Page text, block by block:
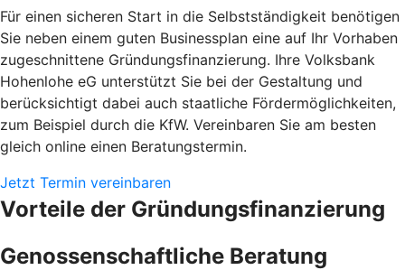
Für einen sicheren Start in die Selbstständigkeit benötigen
Sie neben einem guten Businessplan eine auf Ihr Vorhaben
zugeschnittene Gründungsfinanzierung. Ihre Volksbank
Hohenlohe eG unterstützt Sie bei der Gestaltung und
berücksichtigt dabei auch staatliche Fördermöglichkeiten,
zum Beispiel durch die KfW. Vereinbaren Sie am besten
gleich online einen Beratungstermin.
Jetzt Termin vereinbaren
Vorteile der Gründungsfinanzierung
Genossenschaftliche Beratung